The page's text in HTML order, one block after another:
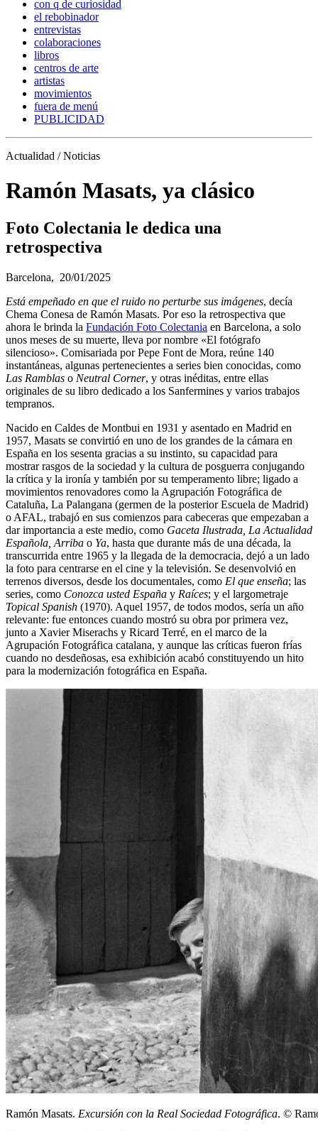
con q de curiosidad
el rebobinador
entrevistas
colaboraciones
libros
centros de arte
artistas
movimientos
fuera de menú
PUBLICIDAD
Actualidad / Noticias
Ramón Masats, ya clásico
Foto Colectania le dedica una
retrospectiva
Barcelona, 20/01/2025
Está empeñado en que el ruido no perturbe sus imágenes, decía
Chema Conesa de Ramón Masats. Por eso la retrospectiva que
ahora le brinda la Fundación Foto Colectania en Barcelona, a solo
unos meses de su muerte, lleva por nombre «El fotógrafo
silencioso». Comisariada por Pepe Font de Mora, reúne 140
instantáneas, algunas pertenecientes a series bien conocidas, como
Las Ramblas o Neutral Corner, y otras inéditas, entre ellas
originales de su libro dedicado a los Sanfermines y varios trabajos
tempranos.
Nacido en Caldes de Montbui en 1931 y asentado en Madrid en
1957, Masats se convirtió en uno de los grandes de la cámara en
España en los sesenta gracias a su instinto, su capacidad para
mostrar rasgos de la sociedad y la cultura de posguerra conjugando
la crítica y la ironía y también por su temperamento libre; ligado a
movimientos renovadores como la Agrupación Fotográfica de
Cataluña, La Palangana (germen de la posterior Escuela de Madrid)
o AFAL, trabajó en sus comienzos para cabeceras que empezaban a
dar importancia a este medio, como Gaceta Ilustrada, La Actualidad
Española, Arriba o Ya, hasta que durante más de una década, la
transcurrida entre 1965 y la llegada de la democracia, dejó a un lado
la foto para centrarse en el cine y la televisión. Se desenvolvió en
terrenos diversos, desde los documentales, como El que enseña; las
series, como Conozca usted España y Raíces; y el largometraje
Topical Spanish (1970). Aquel 1957, de todos modos, sería un año
relevante: fue entonces cuando mostró su obra por primera vez,
junto a Xavier Miserachs y Ricard Terré, en el marco de la
Agrupación Fotográfica catalana, y aunque las críticas fueron frías
cuando no desdeñosas, esa exhibición acabó constituyendo un hito
para la modernización fotográfica en España.
Ramón Masats. Excursión con la Real Sociedad Fotográfica. ©